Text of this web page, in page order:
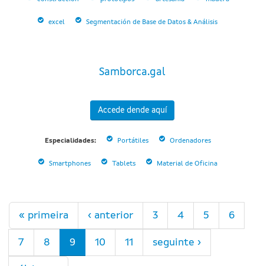
excel Segmentación de Base de Datos & Análisis
Samborca.gal
Accede dende aquí
Especialidades: Portátiles Ordenadores
Smartphones Tablets Material de Oficina
Páxinas
« primeira ‹ anterior 3 4 5 6
7 8 9 10 11 seguinte ›